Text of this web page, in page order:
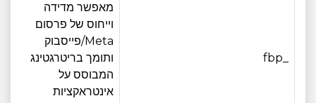
מאפשר מדידה
וייחוס של פרסום
Meta/פייסבוק
ותומך בריטרגטינג
המבוסס על
אינטראקציות